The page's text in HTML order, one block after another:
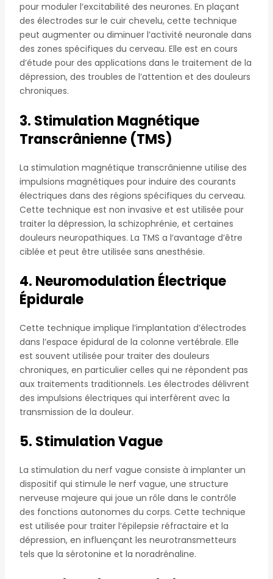
pour moduler l’excitabilité des neurones. En plaçant
des électrodes sur le cuir chevelu, cette technique
peut augmenter ou diminuer l’activité neuronale dans
des zones spécifiques du cerveau. Elle est en cours
d’étude pour des applications dans le traitement de la
dépression, des troubles de l’attention et des douleurs
chroniques.
3. Stimulation Magnétique
Transcrânienne (TMS)
La stimulation magnétique transcrânienne utilise des
impulsions magnétiques pour induire des courants
électriques dans des régions spécifiques du cerveau.
Cette technique est non invasive et est utilisée pour
traiter la dépression, la schizophrénie, et certaines
douleurs neuropathiques. La TMS a l’avantage d’être
ciblée et peut être utilisée sans anesthésie.
4. Neuromodulation Électrique
Épidurale
Cette technique implique l’implantation d’électrodes
dans l’espace épidural de la colonne vertébrale. Elle
est souvent utilisée pour traiter des douleurs
chroniques, en particulier celles qui ne répondent pas
aux traitements traditionnels. Les électrodes délivrent
des impulsions électriques qui interfèrent avec la
transmission de la douleur.
5. Stimulation Vague
La stimulation du nerf vague consiste à implanter un
dispositif qui stimule le nerf vague, une structure
nerveuse majeure qui joue un rôle dans le contrôle
des fonctions autonomes du corps. Cette technique
est utilisée pour traiter l’épilepsie réfractaire et la
dépression, en influençant les neurotransmetteurs
tels que la sérotonine et la noradrénaline.